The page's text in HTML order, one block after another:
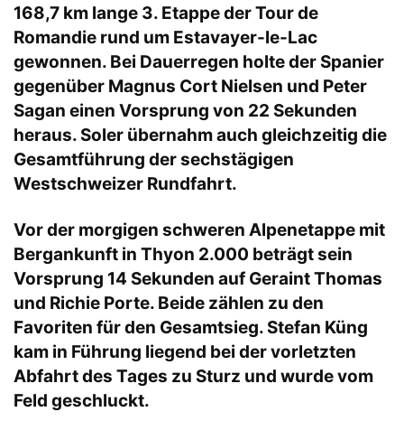
168,7 km lange 3. Etappe der Tour de
Romandie rund um Estavayer-le-Lac
gewonnen. Bei Dauerregen holte der Spanier
gegenüber Magnus Cort Nielsen und Peter
Sagan einen Vorsprung von 22 Sekunden
heraus. Soler übernahm auch gleichzeitig die
Gesamtführung der sechstägigen
Westschweizer Rundfahrt.
Vor der morgigen schweren Alpenetappe mit
Bergankunft in Thyon 2.000 beträgt sein
Vorsprung 14 Sekunden auf Geraint Thomas
und Richie Porte. Beide zählen zu den
Favoriten für den Gesamtsieg. Stefan Küng
kam in Führung liegend bei der vorletzten
Abfahrt des Tages zu Sturz und wurde vom
Feld geschluckt.